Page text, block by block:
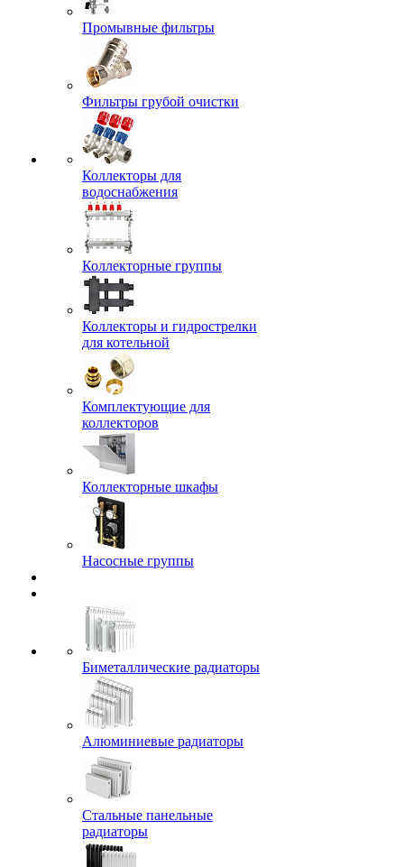
Промывные фильтры
Фильтры грубой очистки
Коллекторы для
водоснабжения
Коллекторные группы
Коллекторы и гидрострелки
для котельной
Комплектующие для
коллекторов
Коллекторные шкафы
Насосные группы
Биметаллические радиаторы
Алюминиевые радиаторы
Стальные панельные
радиаторы